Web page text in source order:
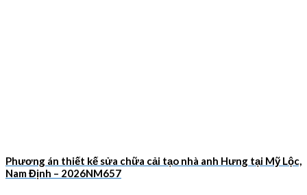
Phương án thiết kế sửa chữa cải tạo nhà anh Hưng tại Mỹ Lộc,
Nam Định – 2026NM657